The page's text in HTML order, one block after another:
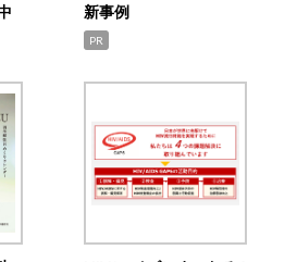
新事例
PR